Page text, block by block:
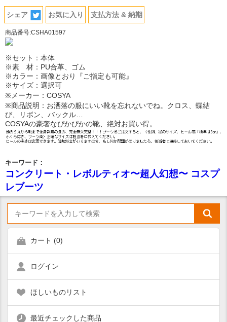
シェア お気に入り 支払方法 & 納期
商品番号:CSHA01597
※セット：本体
※素 材：PU合革、ゴム
※カラー：画像とおり『ご指定も可能』
※サイズ：選択可
※メーカー：COSYA
※商品説明：お洒落の服にいい靴を忘れないでね。クロス、蝶結
び、リボン、バックル…
COSYAの豪奢なぴかぴかの靴、絶対お買い得。
キーワード：
コンクリート・レボルティオ〜超人幻想〜 コスプ
レブーツ
カート (0)
ログイン
ほしいものリスト
最近チェックした商品